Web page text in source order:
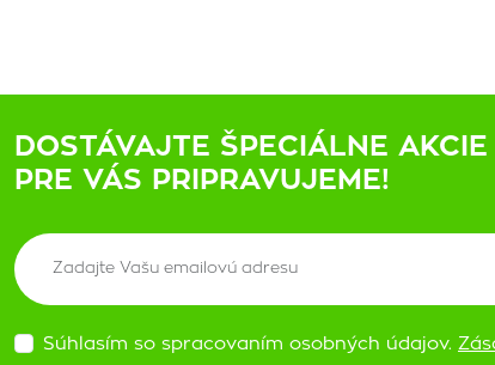
DOSTÁVAJTE ŠPECIÁLNE
PRE VÁS PRIPRAVUJEME!
Súhlasím so spracovaním osobných údajov.